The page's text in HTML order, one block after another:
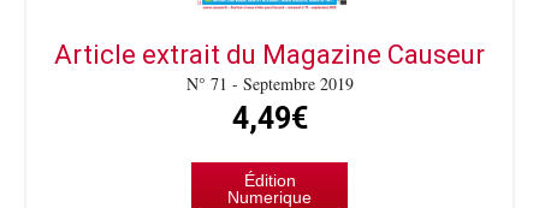
Article extrait du Magazine Causeur
N° 71 - Septembre 2019
4,49€
Édition
Numerique